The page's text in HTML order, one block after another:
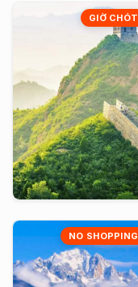
GIỜ CHÓT
NO SHOPPING